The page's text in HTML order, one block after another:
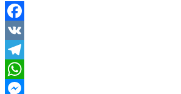
Facebook
VK
Telegram
WhatsApp